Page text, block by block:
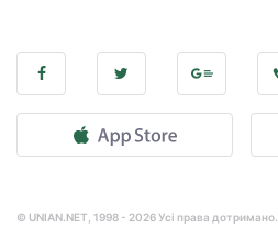
© UNIAN.NET, 1998 - 2026 Усі права дотримано.